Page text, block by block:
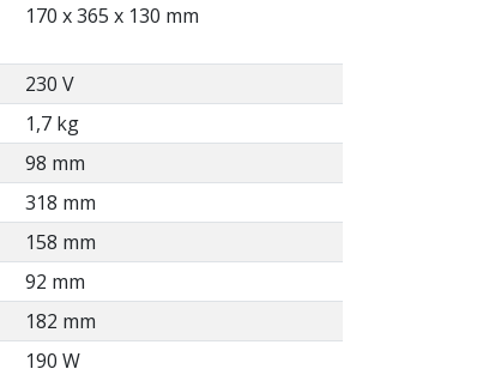
170 x 365 x 130 mm
230 V
1,7 kg
98 mm
318 mm
158 mm
92 mm
182 mm
190 W